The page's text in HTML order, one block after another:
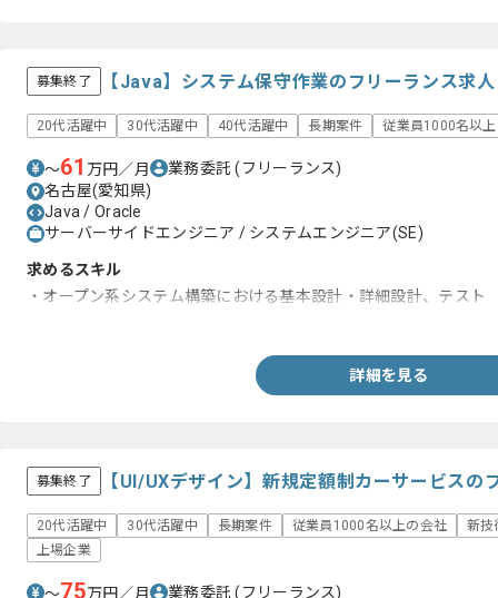
募集終了 【Java】システム保守作業のフリーランス求
20代活躍中 30代活躍中 40代活躍中 長期案件 従業員1000名以
〜61 万円／月 業務委託(フリーランス)
名古屋(愛知県)
Java / Oracle
サーバーサイドエンジニア / システムエンジニア(SE)
求めるスキル
・オープン系システム構築における基本設計・詳細設計、テスト
詳細を見る
募集終了 【UI/UXデザイン】新規定額制カーサービスの
20代活躍中 30代活躍中 長期案件 従業員1000名以上の会社
新技
上場企業
〜75万円／月 業務委託(フリーランス)